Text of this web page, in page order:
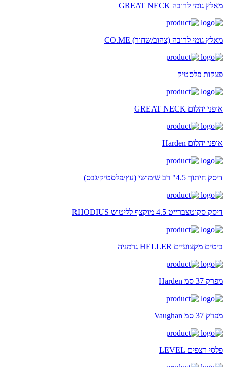
מאלץ גומי לרובה GREAT NECK
מאלץ גומי לרובה (צהוב/שחור) CO.ME
פצקות פלסטיק
אופני יהלום GREAT NECK
אופני יהלום Harden
דיסק חיתוך 4.5" רב שימושי (עץ/פלסטיק/גבס)
דיסק סקוטצברייט 4.5 מוקצף לליטוש RHODIUS
ביטים מקצועיים HELLER גרמניה
מפרק 37 סמ Harden
מפרק 37 סמ Vaughan
פלסי רצפים LEVEL